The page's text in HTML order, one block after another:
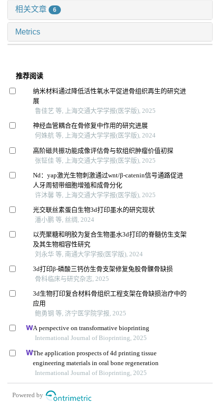
相关文章 6
Metrics
推荐阅读
纳米材料通过降低活性氧水平促进骨组织再生的研究进
展
鲁佳艺 等, 上海交通大学学报(医学版), 2025
神经血管耦合在骨修复中作用的研究进展
何姝航 等, 上海交通大学学报(医学版), 2024
高阶磁共振功能成像评估骨与软组织肿瘤价值初探
张钲佳 等, 上海交通大学学报(医学版), 2025
Nd：yap激光生物刺激通过wnt/β-catenin信号通路促进
人牙周韧带细胞增殖和成骨分化
许沐馨 等, 上海交通大学学报(医学版), 2025
光交联丝素蛋白生物3d打印墨水的研究现状
潘小鹏 等, 丝绸, 2024
以壳聚糖和明胶为复合生物墨水3d打印的脊髓仿生支架
及其生物相容性研究
刘永华 等, 南通大学学报(医学版), 2024
3d打印β-磷酸三钙仿生骨支架修复兔股骨髁骨缺损
骨科临床与研究杂志, 2025
3d生物打印复合材料骨组织工程支架在骨缺损治疗中的
应用
鲍勇钢 等, 济宁医学院学报, 2025
A perspective on transformative bioprinting
International Journal of Bioprinting, 2025
The application prospects of 4d printing tissue
engineering materials in oral bone regeneration
International Journal of Bioprinting, 2025
Powered by